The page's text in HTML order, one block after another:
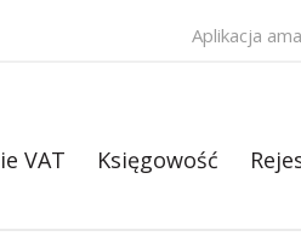
Aplikacja
VAT Księgowość